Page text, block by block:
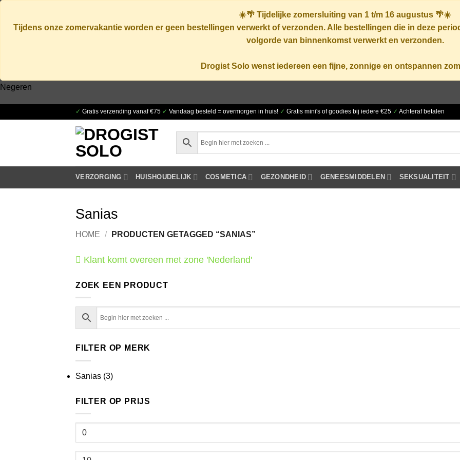
☀️🌴 Tijdelijke zomersluiting van 1 t/m 16 augustus 🌴☀️
Tijdens onze zomervakantie worden er geen bestellingen verwerkt of verzonden. Alle bestellingen die in deze
volgorde van binnenkomst verwerkt en verzonden.
Drogist Solo wenst iedereen een fijne, zonnige en ontspannen
Negeren
✓ Gratis verzending vanaf €75 ✓ Vandaag besteld = overmorgen in huis! ✓ Gratis mini's of goodies bij iedere €25 ✓ Achteraf betalen
VERZORGING HUISHOUDELIJK COSMETICA GEZONDHEID GENEESMIDDELEN SEKSUALITEIT
Sanias
HOME / PRODUCTEN GETAGGED “SANIAS”
Klant komt overeen met zone 'Nederland'
ZOEK EEN PRODUCT
FILTER OP MERK
Sanias (3)
FILTER OP PRIJS
Min.
Max.